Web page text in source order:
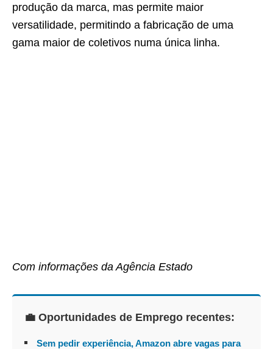
produção da marca, mas permite maior
versatilidade, permitindo a fabricação de uma
gama maior de coletivos numa única linha.
Com informações da Agência Estado
💼 Oportunidades de Emprego recentes:
Sem pedir experiência, Amazon abre vagas para